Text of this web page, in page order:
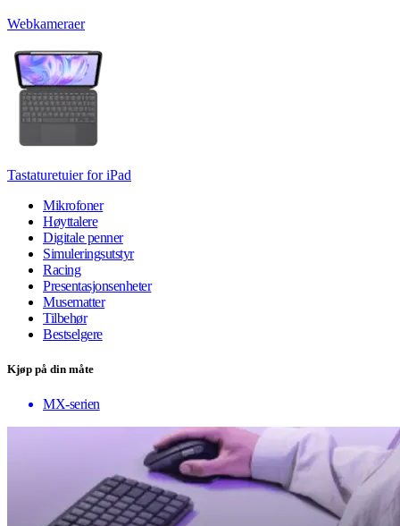
Webkameraer
Tastaturetuier for iPad
Mikrofoner
Høyttalere
Digitale penner
Simuleringsutstyr
Racing
Presentasjonsenheter
Musematter
Tilbehør
Bestselgere
Kjøp på din måte
MX-serien